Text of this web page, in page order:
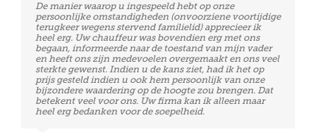
Perfecte service! Vriendelijke chauffeurs en zeer stipt!
Voor een volgende verplaatsing naar de luchthaven
zullen wij zeker op jullie beroep doen!
Mevr. Docx
De manier waarop u ingespeeld hebt op onze
persoonlijke omstandigheden (onvoorziene voortijdige
terugkeer wegens stervend familielid) apprecieer ik
heel erg. Uw chauffeur was bovendien erg met ons
begaan, informeerde naar de toestand van mijn vader
en heeft ons zijn medevoelen overgemaakt en ons veel
sterkte gewenst. Indien u de kans ziet, had ik het op
prijs gesteld indien u ook hem persoonlijk van onze
bijzondere waardering op de hoogte zou brengen. Dat
betekent veel voor ons. Uw firma kan ik alleen maar
heel erg bedanken voor de soepelheid.